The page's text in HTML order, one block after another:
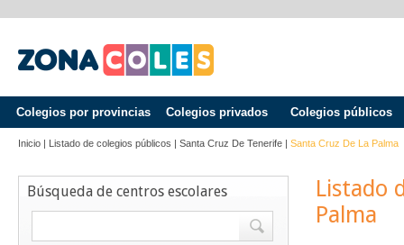
Colegios por provincias Colegios privados Colegios públicos
Inicio | Listado de colegios públicos | Santa Cruz De Tenerife | Santa Cruz De La Palma
Búsqueda de centros escolares
Listado
Palma